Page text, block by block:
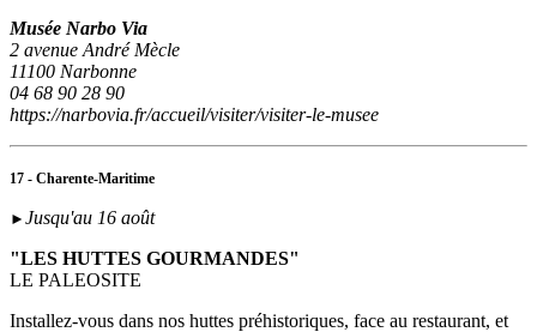
Musée Narbo Via
2 avenue André Mècle
11100 Narbonne
04 68 90 28 90
https://narbovia.fr/accueil/visiter/visiter-le-musee
17 - Charente-Maritime
► Jusqu'au 16 août
"LES HUTTES GOURMANDES"
LE PALEOSITE
Installez-vous dans nos huttes préhistoriques, face au restaurant, et